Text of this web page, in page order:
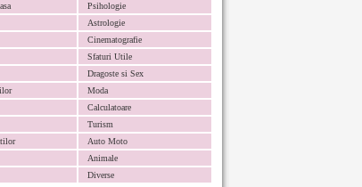
Psihologie
Astrologie
Cinematografie
Sfaturi Utile
Dragoste si Sex
Moda
Calculatoare
Turism
Auto Moto
Animale
Diverse